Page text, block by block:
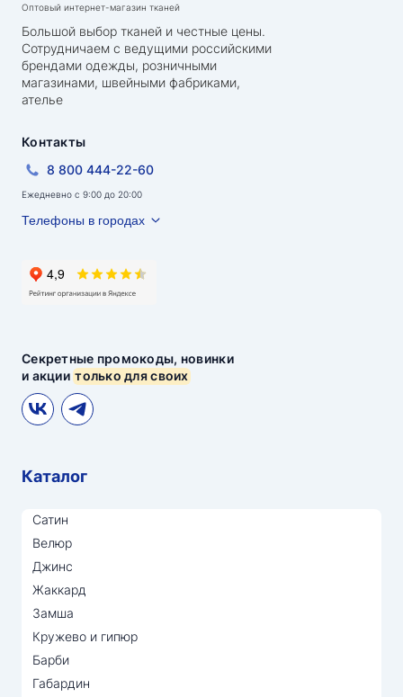
Оптовый интернет-магазин тканей
Большой выбор тканей и честные цены.
Сотрудничаем с ведущими российскими
брендами одежды, розничными
магазинами, швейными фабриками,
ателье
Секретные промокоды, новинки
и акциитолько для своих
Контакты
8 800 444-22-60
Ежедневно с 9:00 до 20:00
Телефоны в городах
Каталог
Сатин
Велюр
Джинс
Жаккард
Замша
Кружево и гипюр
Барби
Габардин